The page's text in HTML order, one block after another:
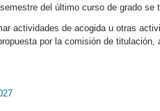
del último curso de grado
actividades de acogida u otras
por la comisión de